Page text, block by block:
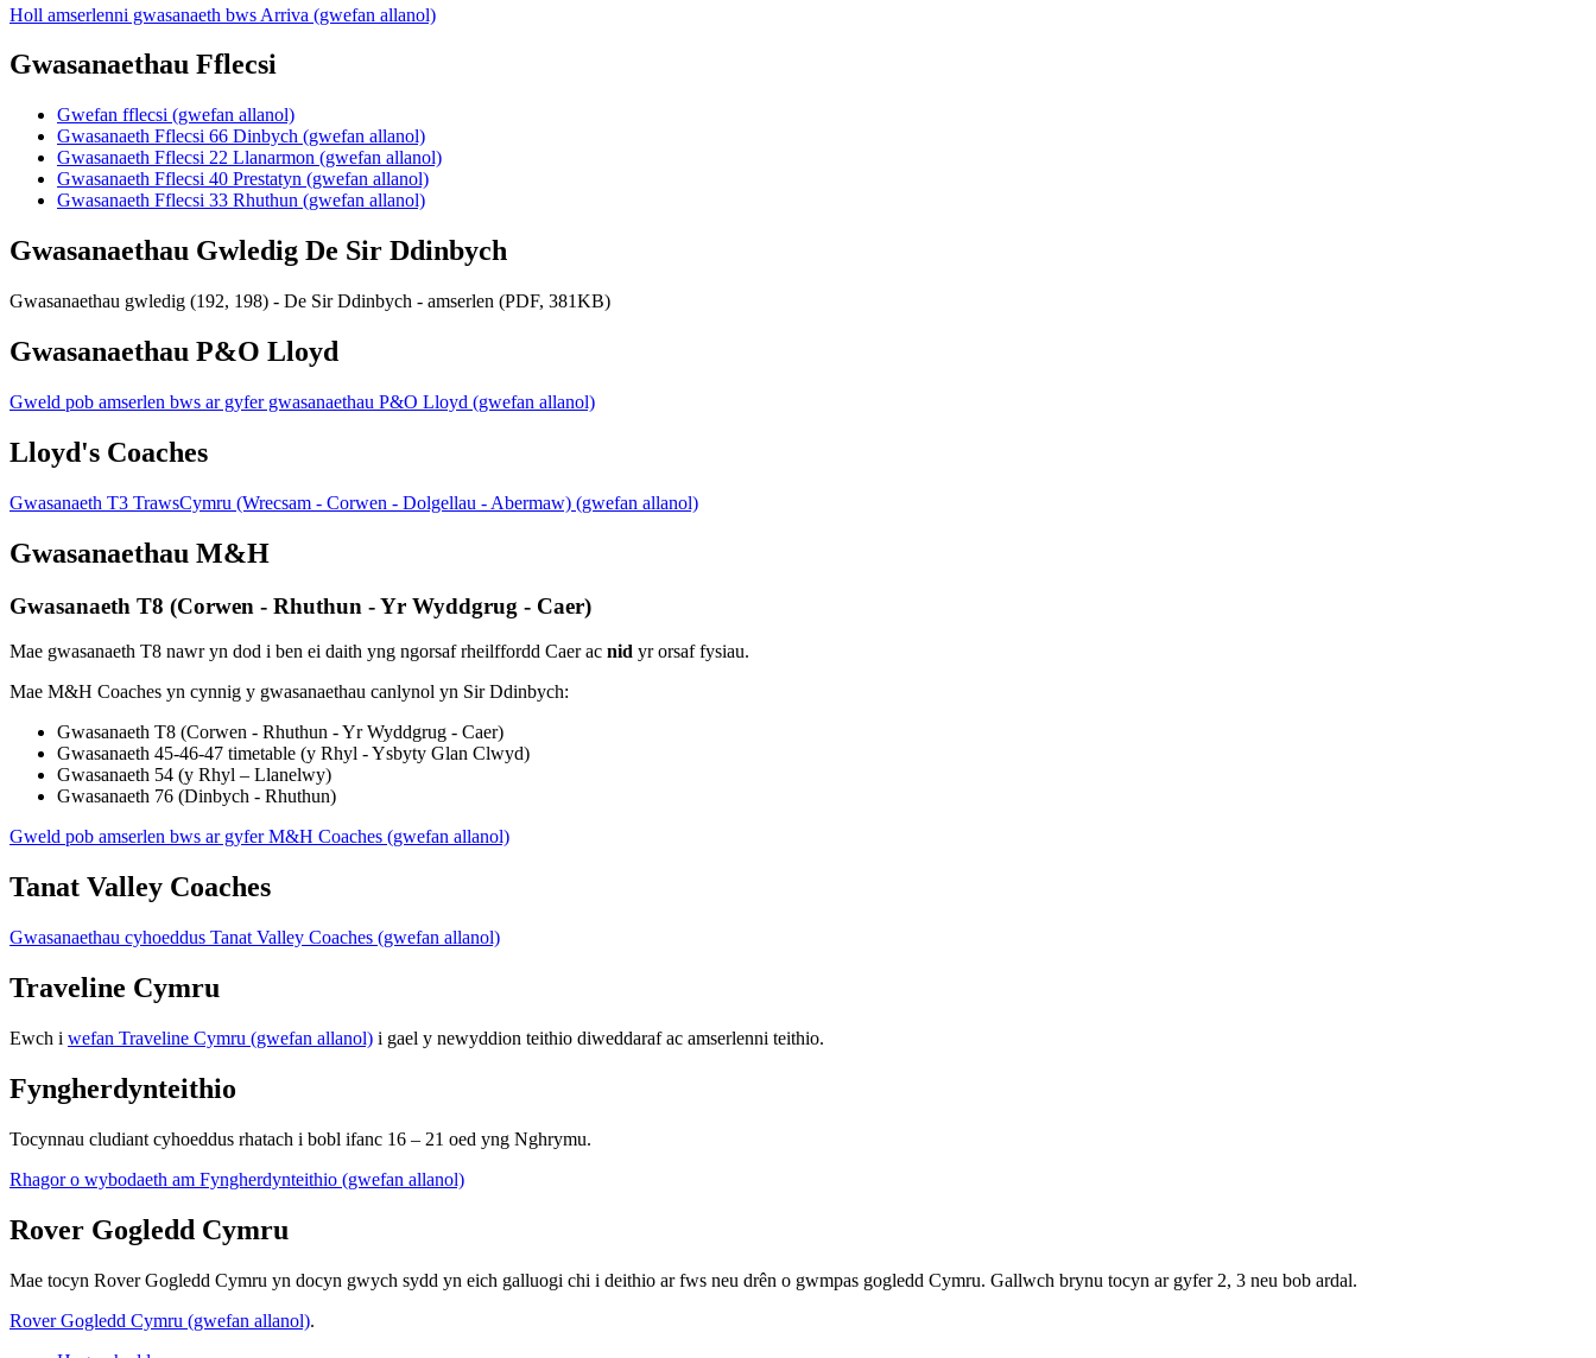
Holl amserlenni gwasanaeth bws Arriva (gwefan allanol)
Gwasanaethau Fflecsi
Gwefan fflecsi (gwefan allanol)
Gwasanaeth Fflecsi 66 Dinbych (gwefan allanol)
Gwasanaeth Fflecsi 22 Llanarmon (gwefan allanol)
Gwasanaeth Fflecsi 40 Prestatyn (gwefan allanol)
Gwasanaeth Fflecsi 33 Rhuthun (gwefan allanol)
Gwasanaethau Gwledig De Sir Ddinbych
Gwasanaethau gwledig (192, 198) - De Sir Ddinbych - amserlen (PDF, 381KB)
Gwasanaethau P&O Lloyd
Gweld pob amserlen bws ar gyfer gwasanaethau P&O Lloyd (gwefan allanol)
Lloyd's Coaches
Gwasanaeth T3 TrawsCymru (Wrecsam - Corwen - Dolgellau - Abermaw) (gwefan allanol)
Gwasanaethau M&H
Gwasanaeth T8 (Corwen - Rhuthun - Yr Wyddgrug - Caer)
Mae gwasanaeth T8 nawr yn dod i ben ei daith yng ngorsaf rheilffordd Caer ac nid yr orsaf fysiau.
Mae M&H Coaches yn cynnig y gwasanaethau canlynol yn Sir Ddinbych:
Gwasanaeth T8 (Corwen - Rhuthun - Yr Wyddgrug - Caer)
Gwasanaeth 45-46-47 timetable (y Rhyl - Ysbyty Glan Clwyd)
Gwasanaeth 54 (y Rhyl – Llanelwy)
Gwasanaeth 76 (Dinbych - Rhuthun)
Gweld pob amserlen bws ar gyfer M&H Coaches (gwefan allanol)
Tanat Valley Coaches
Gwasanaethau cyhoeddus Tanat Valley Coaches (gwefan allanol)
Traveline Cymru
Ewch i wefan Traveline Cymru (gwefan allanol) i gael y newyddion teithio diweddaraf ac amserlenni teithio.
Fyngherdynteithio
Tocynnau cludiant cyhoeddus rhatach i bobl ifanc 16 – 21 oed yng Nghrymu.
Rhagor o wybodaeth am Fyngherdynteithio (gwefan allanol)
Rover Gogledd Cymru
Mae tocyn Rover Gogledd Cymru yn docyn gwych sydd yn eich galluogi chi i deithio ar fws neu drên o gwmpas gogledd Cymru. Gallwch brynu tocyn ar gyfer 2, 3 neu bob ardal.
Rover Gogledd Cymru (gwefan allanol).